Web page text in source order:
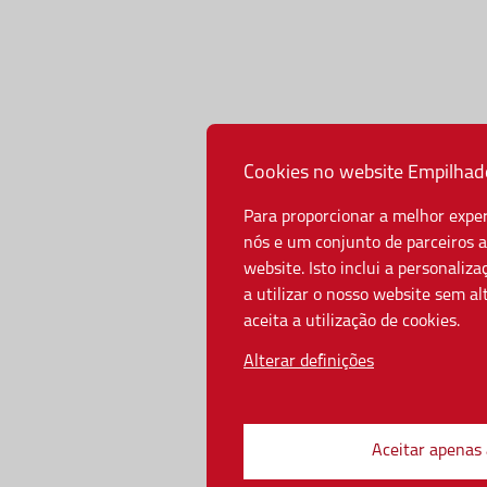
Cookies no website
Para proporcionar a melhor
nós e um conjunto de parceiros
website. Isto inclui a
a utilizar o nosso website sem
aceita a utilização de cookies.
Alterar definições
Aceitar